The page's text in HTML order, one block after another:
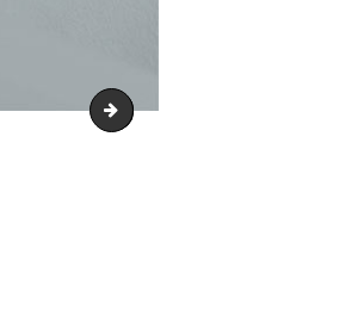
backaging